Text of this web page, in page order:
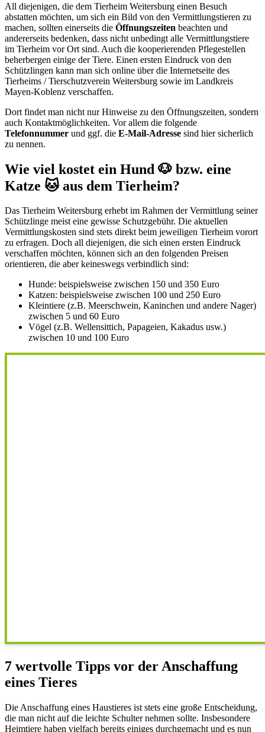
All diejenigen, die dem Tierheim Weitersburg einen Besuch
abstatten möchten, um sich ein Bild von den Vermittlungstieren zu
machen, sollten einerseits die Öffnungszeiten beachten und
andererseits bedenken, dass nicht unbedingt alle Vermittlungstiere
im Tierheim vor Ort sind. Auch die kooperierenden Pflegestellen
beherbergen einige der Tiere. Einen ersten Eindruck von den
Schützlingen kann man sich online über die Internetseite des
Tierheims / Tierschutzverein Weitersburg sowie im Landkreis
Mayen-Koblenz verschaffen.
Dort findet man nicht nur Hinweise zu den Öffnungszeiten, sondern
auch Kontaktmöglichkeiten. Vor allem die folgende
Telefonnummer und ggf. die E-Mail-Adresse sind hier sicherlich
zu nennen.
Wie viel kostet ein Hund 🐶 bzw. eine
Katze 🐱 aus dem Tierheim?
Das Tierheim Weitersburg erhebt im Rahmen der Vermittlung seiner
Schützlinge meist eine gewisse Schutzgebühr. Die aktuellen
Vermittlungskosten sind stets direkt beim jeweiligen Tierheim vorort
zu erfragen. Doch all diejenigen, die sich einen ersten Eindruck
verschaffen möchten, können sich an den folgenden Preisen
orientieren, die aber keineswegs verbindlich sind:
Hunde: beispielsweise zwischen 150 und 350 Euro
Katzen: beispielsweise zwischen 100 und 250 Euro
Kleintiere (z.B. Meerschwein, Kaninchen und andere Nager)
zwischen 5 und 60 Euro
Vögel (z.B. Wellensittich, Papageien, Kakadus usw.)
zwischen 10 und 100 Euro
7 wertvolle Tipps vor der Anschaffung
eines Tieres
Die Anschaffung eines Haustieres ist stets eine große Entscheidung,
die man nicht auf die leichte Schulter nehmen sollte. Insbesondere
Heimtiere haben vielfach bereits einiges durchgemacht und es nun